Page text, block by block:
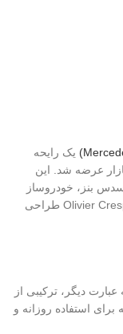
یک رایحه
برای اولین بار در سال 2018 به بازار عرضه شد. این
بنز، خودروساز
معروف آلمانی، است و توسط عطرساز مشهور Olivier Cresp طراحی
دیگر، ترکیبی از
استفاده روزانه و